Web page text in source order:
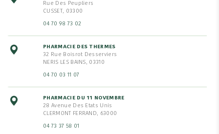
Rue Des Peupliers
CUSSET, 03300
04 70 98 73 02
PHARMACIE DES THERMES
32 Rue Boisrot Desserviers
NERIS LES BAINS, 03310
04 70 03 11 07
PHARMACIE DU 11 NOVEMBRE
28 Avenue Des Etats Unis
CLERMONT FERRAND, 63000
04 73 37 58 01